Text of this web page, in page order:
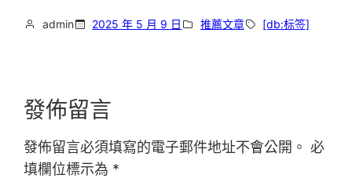
admin 2025 年 5 月 9 日 推薦文章 [db:标签]
發佈留言
發佈留言必須填寫的電子郵件地址不會公開。 必
填欄位標示為 *